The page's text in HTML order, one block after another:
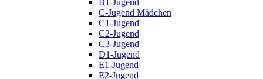
B1-Jugend
C-Jugend Mädchen
C1-Jugend
C2-Jugend
C3-Jugend
D1-Jugend
E1-Jugend
E2-Jugend